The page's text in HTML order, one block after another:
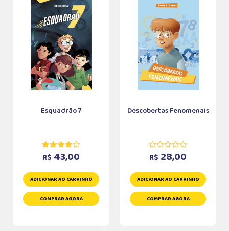
Esquadrão 7
R$ 43,00
ADICIONAR AO CARRINHO
COMPRAR AGORA
Descobertas Fenomenais
R$ 28,00
ADICIONAR AO CARRINHO
COMPRAR AGORA